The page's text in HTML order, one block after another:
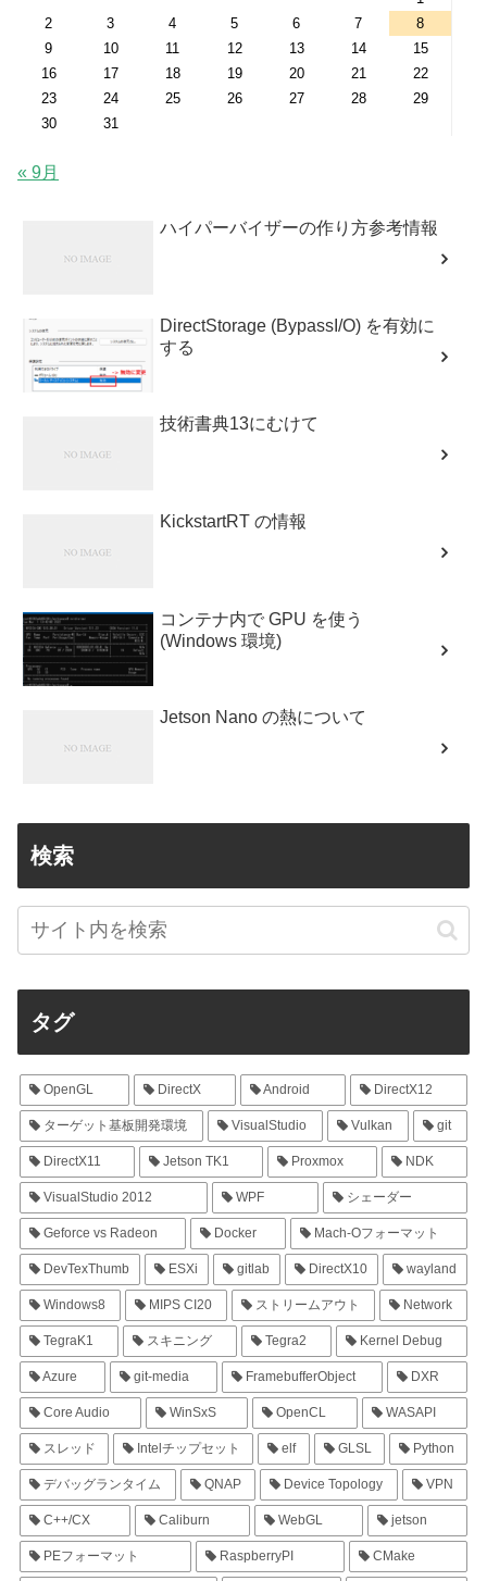
2
3 4 5 6 7
8
9
10 11 12 13 14
15
16
17 18 19 20 21
22
23
24 25 26 27 28
29
30
31
« 9月
ハイパーバイザーの作り方参考情報
DirectStorage (BypassI/O) を有効に
する
技術書典13にむけて
KickstartRT の情報
コンテナ内で GPU を使う
(Windows 環境)
Jetson Nano の熱について
検索
タグ
OpenGL DirectX Android DirectX12
ターゲット基板開発環境 VisualStudio Vulkan git
DirectX11 Jetson TK1 Proxmox NDK
VisualStudio 2012 WPF シェーダー
Geforce vs Radeon Docker Mach-Oフォーマット
DevTexThumb ESXi gitlab DirectX10 wayland
Windows8 MIPS CI20 ストリームアウト Network
TegraK1 スキニング Tegra2 Kernel Debug
Azure git-media FramebufferObject DXR
Core Audio WinSxS OpenCL WASAPI
スレッド Intelチップセット elf GLSL Python
デバッグランタイム QNAP Device Topology VPN
C++/CX Caliburn WebGL jetson
PEフォーマット RaspberryPI CMake